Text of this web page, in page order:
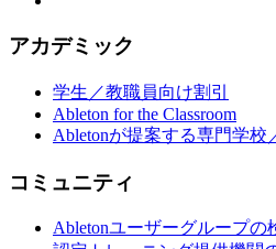
アカデミック
学生／教職員向け割引
Ableton for the Classroom
Abletonが提案する専門学校
コミュニティ
Abletonユーザーグループの